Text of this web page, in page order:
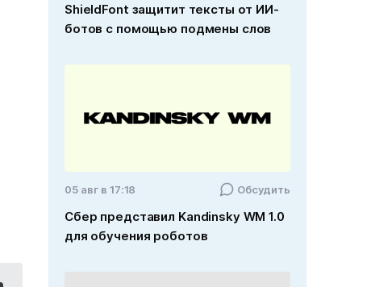
ShieldFont защитит тексты от ИИ-
ботов с помощью подмены слов
05 авг в 17:18 Обсудить
Сбер представил Kandinsky WM 1.0
для обучения роботов